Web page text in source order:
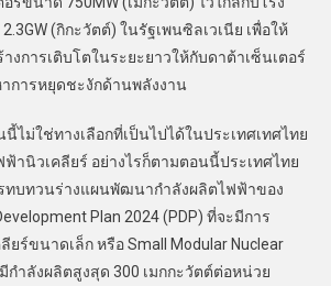
(กิกะวัตต์) ในรัฐเพนซิลเวเนีย เพื่อให้
งการเติบโตในระยะยาวให้กับดาต้าเซ็นเตอร์
การหยุดชะงักด้านพลังงาน
ช่ทางเลือกที่เป็นไปได้ในประเทศเทศไทย
ฟ้านิวเคลียร์ อย่างไรก็ตามตอนนี้ประเทศไทย
ทบทวนร่างแผนพัฒนากำลังผลิตไฟฟ้าของ
Plan 2024 (PDP) ที่จะมีการ
ร์ขนาดเล็ก หรือ Small Modular Nuclear
กำลังผลิตสูงสุด 300 เมกกะวัตต์ต่อหน่วย